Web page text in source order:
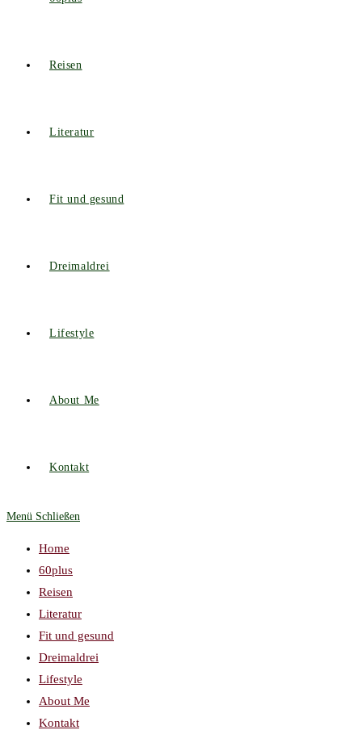
Reisen
Literatur
Fit und gesund
Dreimaldrei
Lifestyle
About Me
Kontakt
Menü Schließen
Home
60plus
Reisen
Literatur
Fit und gesund
Dreimaldrei
Lifestyle
About Me
Kontakt